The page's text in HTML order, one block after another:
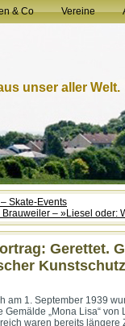
& Co Vereine
unser aller Welt.
Skate-Events
Brauweiler – »Liesel oder:
Gerettet.
am 1. September 1939
„Mona Lisa“
waren bereits